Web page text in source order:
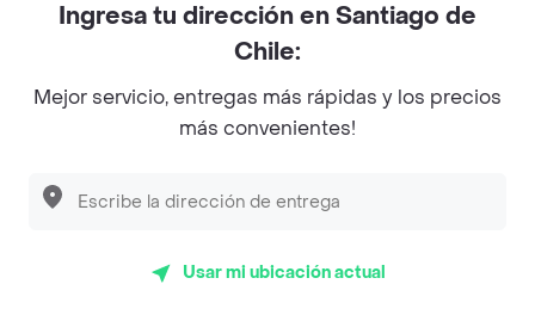
Vienesa Xl Chilis Layo
cheddar mayo casera
Lechuga tomate palta queso pepinillo
cebolla morada y mayo casera.
Ingresa tu dirección en Santiago de
Chile:
Mejor servicio, entregas más rápidas y los precios
más convenientes!
Usar mi ubicación actual